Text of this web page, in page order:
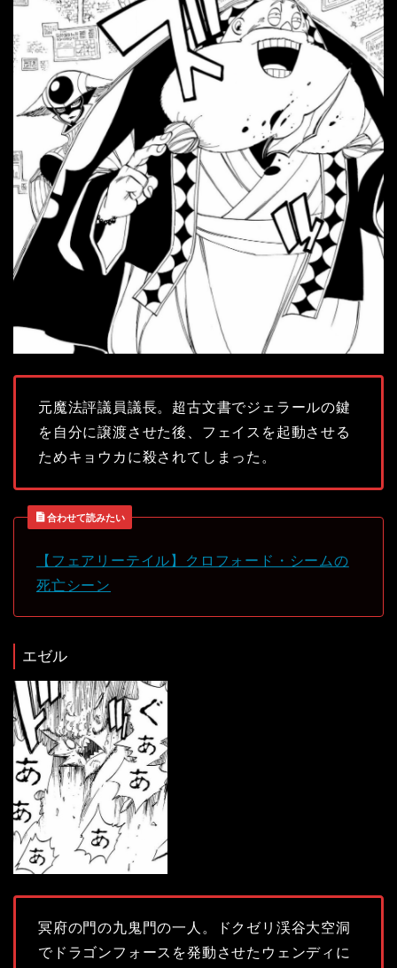
元魔法評議員議長。超古文書でジェラールの鍵
を自分に譲渡させた後、フェイスを起動させる
ためキョウカに殺されてしまった。
合わせて読みたい
【フェアリーテイル】クロフォード・シームの
死亡シーン
エゼル
冥府の門の九鬼門の一人。ドクゼリ渓谷大空洞
でドラゴンフォースを発動させたウェンディに